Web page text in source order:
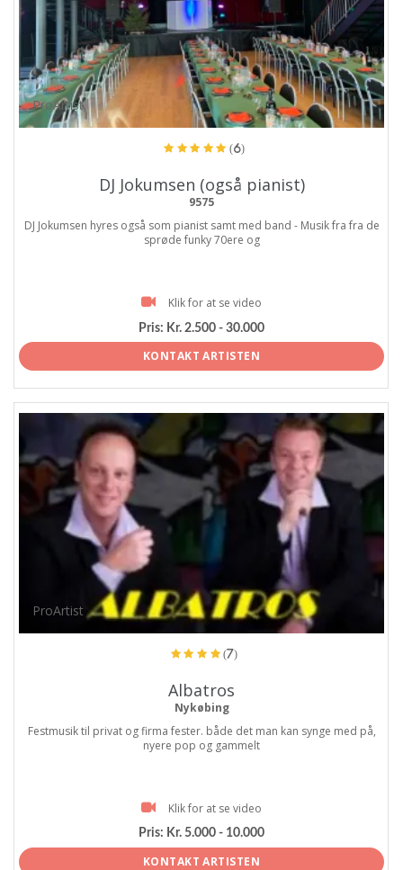
ProArtist
(6)
DJ Jokumsen (også pianist)
9575
DJ Jokumsen hyres også som pianist samt med band - Musik fra fra de
sprøde funky 70ere og
Klik for at se video
Pris: Kr. 2.500 - 30.000
KONTAKT ARTISTEN
ProArtist
(7)
Albatros
Nykøbing
Festmusik til privat og firma fester. både det man kan synge med på,
nyere pop og gammelt
Klik for at se video
Pris: Kr. 5.000 - 10.000
KONTAKT ARTISTEN